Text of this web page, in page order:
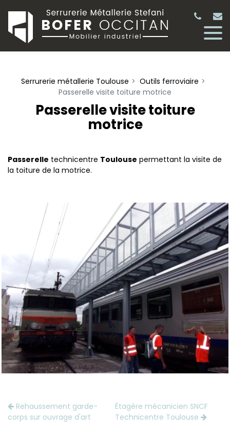
Serrurerie métallerie Toulouse
Outils ferroviaire
Passerelle visite toiture motrice
Passerelle visite toiture
motrice
Passerelle technicentre Toulouse permettant la visite de
la toiture de la motrice.
Rehaussement garde-
corps sur ouvrage d'art
Étagère mécanicien SNCF
Technicentre Toulouse